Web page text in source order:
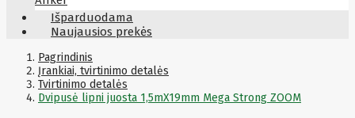
Antec
Aoc
Apc
Apollo
Apple
Aqara
Išparduodama
Naujausios prekės
Pagrindinis
Įrankiai, tvirtinimo detalės
Tvirtinimo detalės
Dvipusė lipni juosta 1,5mX19mm Mega Strong ZOOM